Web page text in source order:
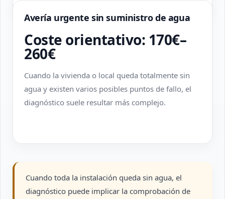
Avería urgente sin suministro de agua
Coste orientativo: 170€–
260€
Cuando la vivienda o local queda totalmente sin
agua y existen varios posibles puntos de fallo, el
diagnóstico suele resultar más complejo.
Cuando toda la instalación queda sin agua, el
diagnóstico puede implicar la comprobación de